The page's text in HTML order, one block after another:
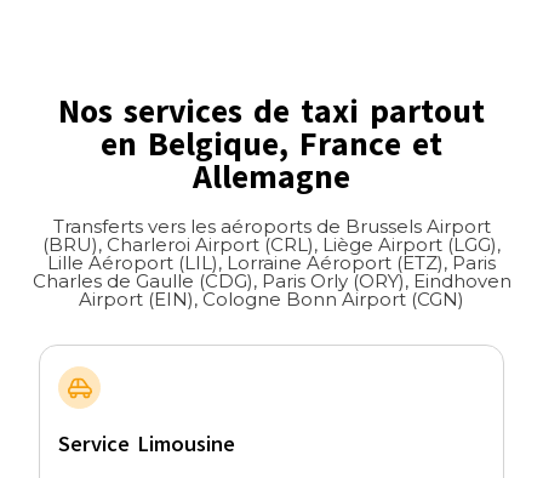
Nos services de taxi partout
en Belgique, France et
Allemagne
Transferts vers les aéroports de Brussels Airport
(BRU), Charleroi Airport (CRL), Liège Airport (LGG),
Lille Aéroport (LIL), Lorraine Aéroport (ETZ), Paris
Charles de Gaulle (CDG), Paris Orly (ORY), Eindhoven
Airport (EIN), Cologne Bonn Airport (CGN)
Service Limousine